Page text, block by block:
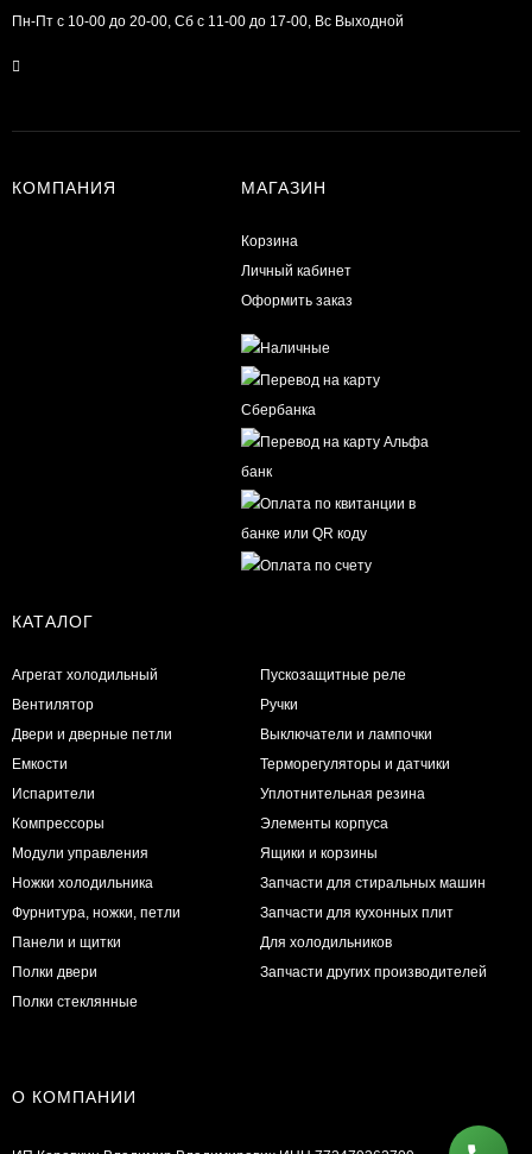
Пн-Пт с 10-00 до 20-00, Сб с 11-00 до 17-00, Вс Выходной
КОМПАНИЯ МАГАЗИН
Корзина
Личный кабинет
Оформить заказ
КАТАЛОГ
Агрегат холодильный
Вентилятор
Двери и дверные петли
Емкости
Испарители
Компрессоры
Модули управления
Ножки холодильника
Фурнитура, ножки, петли
Панели и щитки
Полки двери
Полки стеклянные
Пускозащитные реле
Ручки
Выключатели и лампочки
Терморегуляторы и датчики
Уплотнительная резина
Элементы корпуса
Ящики и корзины
Запчасти для стиральных машин
Запчасти для кухонных плит
Для холодильников
Запчасти других производителей
О КОМПАНИИ